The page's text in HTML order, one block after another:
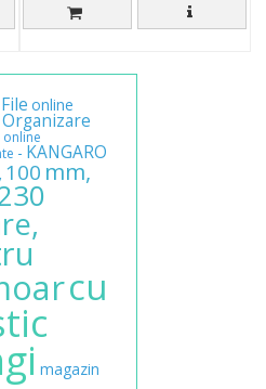
File online
Organizare
online
- KANGARO
100 mm,
cu
magazin